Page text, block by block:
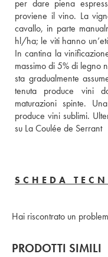
per dare piena
proviene il vino. La
cavallo, in parte
hl/ha; le viti hanno
In cantina la
massimo di 5% di legno
sta gradualmente
tenuta produce vini
maturazioni spinte.
produce vini sublimi.
su La Coulée de Serrant
SCHEDA
Hai riscontrato un
PRODOTTI SIMILI